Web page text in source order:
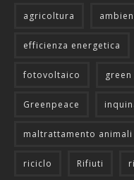
agricoltura
efficienza energetica
fotovoltaico
Greenpeace
maltrattamento animali
riciclo Rifiuti